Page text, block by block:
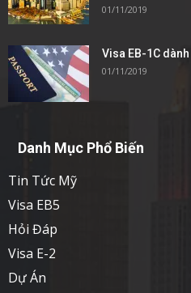
01/11/2019
Visa EB-1C
01/11/2019
Danh Mục Phổ Biến
Tin Tức Mỹ
Visa EB5
Hỏi Đáp
Visa E-2
Dự Án